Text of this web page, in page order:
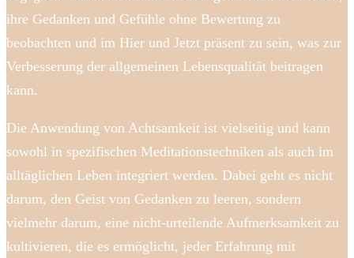
ihre Gedanken und Gefühle ohne Bewertung zu
beobachten und im Hier und Jetzt präsent zu sein, was zur
Verbesserung der allgemeinen Lebensqualität beitragen
kann.
Die Anwendung von Achtsamkeit ist vielseitig und kann
sowohl in spezifischen Meditationstechniken als auch im
alltäglichen Leben integriert werden. Dabei geht es nicht
darum, den Geist von Gedanken zu leeren, sondern
vielmehr darum, eine nicht-urteilende Aufmerksamkeit zu
kultivieren, die es ermöglicht, jeder Erfahrung mit